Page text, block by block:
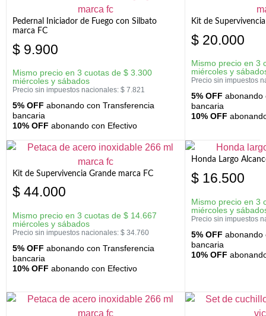
Pedernal Iniciador de Fuego con Silbato
marca FC
$ 9.900
Mismo precio en 3 cuotas de $ 3.300
miércoles y sábados
Precio sin impuestos nacionales: $ 7.821
5% OFF abonando con Transferencia
bancaria
10% OFF abonando con Efectivo
Kit de
$ 20.000
Mismo precio en 3
miércoles y
Precio sin impuestos
5% OFF abonando
bancaria
10% OFF
Kit de Supervivencia Grande marca FC
$ 44.000
Mismo precio en 3 cuotas de $ 14.667
miércoles y sábados
Precio sin impuestos nacionales: $ 34.760
5% OFF abonando con Transferencia
bancaria
10% OFF abonando con Efectivo
Honda Largo
$ 16.500
Mismo precio en 3
miércoles y
Precio sin impuestos
5% OFF abonando
bancaria
10% OFF